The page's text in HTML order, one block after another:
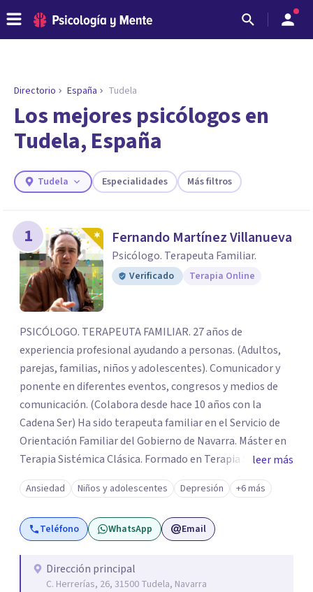
ENCONTRAR MI TERAPEUTA
¿Necesitas ayuda para encontrar el
psicólogo adecuado?
Responde a unas breves preguntas y te ofreceremos
necesidades.
Directorio España Tudela
Los mejores psicólogos en
Tudela, España
Tudela Especialidades Más filtros
1 Fernando Martínez Villanueva
Psicólogo. Terapeuta Familiar.
Verificado Terapia Online
PSICÓLOGO. TERAPEUTA FAMILIAR. 27 años de
experiencia profesional ayudando a personas. (Adultos,
parejas, familias, niños y adolescentes). Comunicador y
ponente en diferentes eventos, congresos y medios de
comunicación. (Colabora desde hace 10 años con la
Cadena Ser) Ha sido terapeuta familiar en el Servicio de
Orientación Familiar del Gobierno de Navarra. Máster en
Terapia Sistémica Clásica. Formado en Terapia Sistémica
Transgeneracional con Bert Hellinger. Autor del libro
“Mediación entre niño y T.V. Lo que los padres podemos
hacer”
leer más
Ansiedad Niños y adolescentes Depresión +6 más
Teléfono WhatsApp Email
Dirección principal
C. Herrerías, 26, 31500 Tudela, Navarra